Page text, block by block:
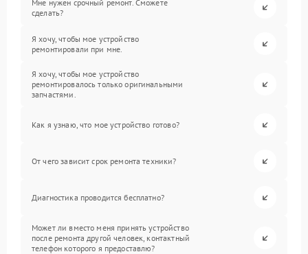
Мне нужен срочный ремонт. Сможете
сделать?
Я хочу, чтобы мое устройство
ремонтировали при мне.
Я хочу, чтобы мое устройство
ремонтировалось только оригинальными
запчастями.
Как я узнаю, что мое устройство готово?
От чего зависит срок ремонта техники?
Диагностика проводится бесплатно?
Может ли вместо меня принять устройство
после ремонта другой человек, контактный
телефон которого я предоставлю?